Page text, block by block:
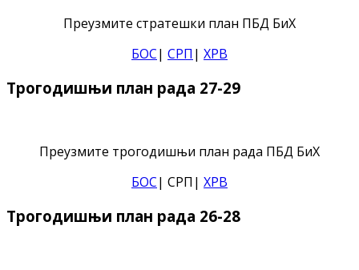
Преузмите стратешки план ПБД БиХ
БОС| СРП | ХРВ
Трогодишњи план рада 27-29
Преузмите трогодишњи план рада ПБД БиХ
БОС| СРП| ХРВ
Трогодишњи план рада 26-28